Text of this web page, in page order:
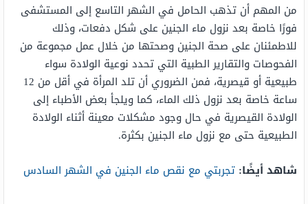
من المهم أن تذهب الحامل في الشهر التاسع إلى المستشفى
فورًا خاصة بعد نزول ماء الجنين على شكل دفعات، وذلك
للاطمئنان على صحة الجنين وصحتها من خلال عمل مجموعة من
الفحوصات والتقارير الطبية التي تحدد نوعية الولادة سواء
طبيعية أو قيصرية، فمن الضروري أن تلد المرأة في أقل من 12
ساعة خاصة بعد نزول ذلك الماء، كما ويلجأ بعض الأطباء إلى
الولادة القيصرية في حال وجود مشكلات معينة أثناء الولادة
الطبيعية حتى مع نزول ماء الجنين بكثرة.
شاهد أيضًا: تجربتي مع نقص ماء الجنين في الشهر السادس